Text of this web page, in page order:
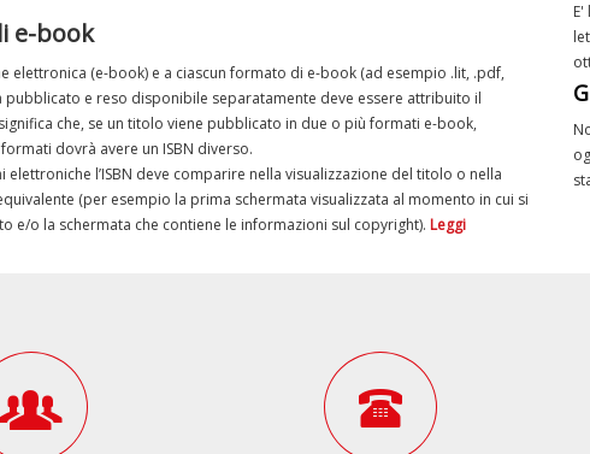
e-book
elettronica (e-book) e a ciascun formato di e-book (ad esempio .lit, .pdf,
pubblicato e reso disponibile separatamente deve essere attribuito il
che, se un titolo viene pubblicato in due o più formati e-book,
dovrà avere un ISBN diverso.
elettroniche l’ISBN deve comparire nella visualizzazione del titolo o nella
(per esempio la prima schermata visualizzata al momento in cui si
e/o la schermata che contiene le informazioni sul copyright). Leggi